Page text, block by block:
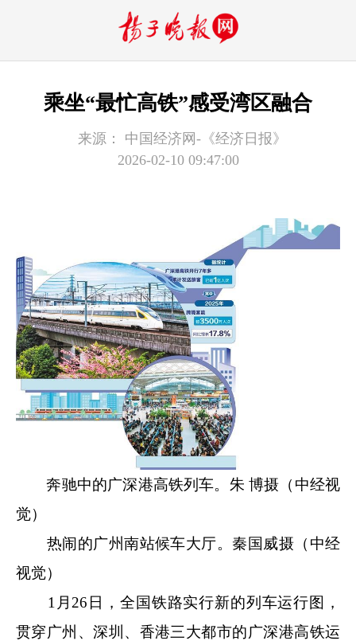
乘坐“最忙高铁”感受湾区融合
来源：
中国经济网-《经济日报》
2026-02-10 09:47:00
奔驰中的广深港高铁列车。朱 博摄（中经视
觉）
热闹的广州南站候车大厅。秦国威摄（中经
视觉）
1月26日，全国铁路实行新的列车运行图，
贯穿广州、深圳、香港三大都市的广深港高铁运